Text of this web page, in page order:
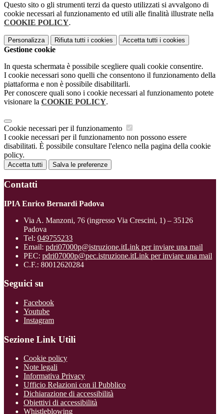
Questo sito o gli strumenti terzi da questo utilizzati si avvalgono di
cookie necessari al funzionamento ed utili alle finalità illustrate nella
COOKIE POLICY.
Personalizza Rifiuta tutti i cookies Accetta tutti i cookies
Gestione cookie
In questa schermata è possibile scegliere quali cookie consentire.
I cookie necessari sono quelli che consentono il funzionamento della
piattaforma e non è possibile disabilitarli.
Per conoscere quali sono i cookie necessari al funzionamento potete
visionare la COOKIE POLICY.
Cookie necessari per il funzionamento
I cookie necessari per il funzionamento non possono essere
disabilitati. È possibile consultare l'elenco nella pagina della cookie
policy.
Accetta tutti Salva le preferenze
Contatti
IPIA Enrico Bernardi Padova
Via A. Manzoni, 76 (ingresso Via Crescini, 1) – 35126
Padova
Tel: 049755233
Email: pdri07000p@istruzione.itLink per inviare una mail
PEC: pdri07000p@pec.istruzione.itLink per inviare una mail
C.F.: 80012620284
Seguici su
Facebook
Youtube
Instagram
Sezione Link Utili
Cookie policy
Note legali
Informativa Privacy
Ufficio Relazioni con il Pubblico
Dichiarazione di accessibilità
Obiettivi di accessibilità
Whistleblowing